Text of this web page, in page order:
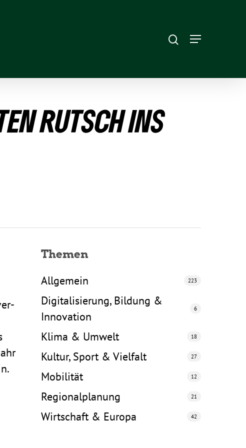
RUTSCH INS
Themen
Allgemein 223
Digitalisierung, Bildung &
Innovation
6
Klima & Umwelt 18
Kultur, Sport & Vielfalt 27
Mobilität 12
Regionalplanung 21
Wirtschaft & Europa 42